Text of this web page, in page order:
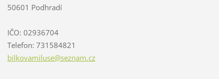
50601 Podhradí
IČO: 02936704
Telefon: 731584821
bilkovamiluse@seznam.cz